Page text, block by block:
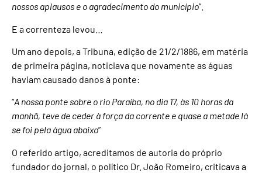
nossos aplausos e o agradecimento do município”.
E a correnteza levou…
Um ano depois, a Tribuna, edição de 21/2/1886, em matéria
de primeira página, noticiava que novamente as águas
haviam causado danos à ponte:
“A nossa ponte sobre o rio Paraíba, no dia 17, às 10 horas da
manhã, teve de ceder à força da corrente e quase a metade lá
se foi pela água abaixo”
O referido artigo, acreditamos de autoria do próprio
fundador do jornal, o político Dr. João Romeiro, criticava a